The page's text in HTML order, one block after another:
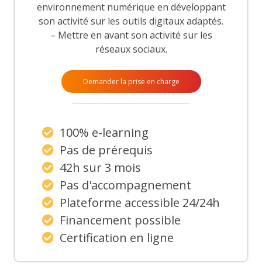
environnement numérique en développant
son activité sur les outils digitaux adaptés.
– Mettre en avant son activité sur les
réseaux sociaux.
Demander la prise en charge
100% e-learning
Pas de prérequis
42h sur 3 mois
Pas d'accompagnement
Plateforme accessible 24/24h
Financement possible
Certification en ligne